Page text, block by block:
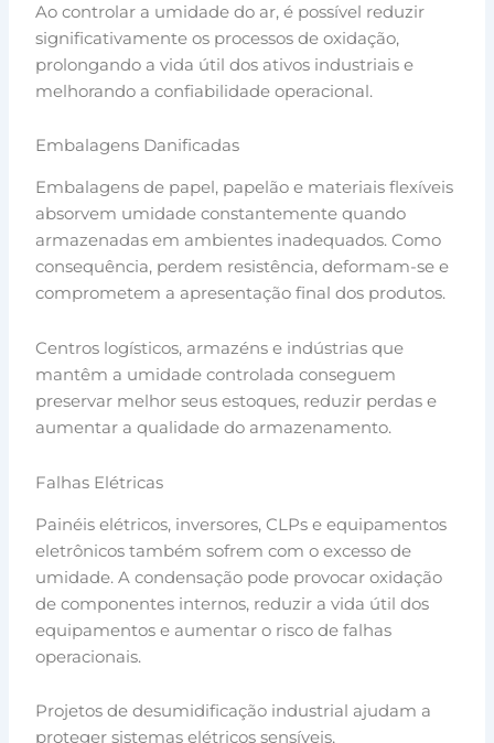
Ao controlar a umidade do ar, é possível reduzir
significativamente os processos de oxidação,
prolongando a vida útil dos ativos industriais e
melhorando a confiabilidade operacional.
Embalagens Danificadas
Embalagens de papel, papelão e materiais flexíveis
absorvem umidade constantemente quando
armazenadas em ambientes inadequados. Como
consequência, perdem resistência, deformam-se e
comprometem a apresentação final dos produtos.
Centros logísticos, armazéns e indústrias que
mantêm a umidade controlada conseguem
preservar melhor seus estoques, reduzir perdas e
aumentar a qualidade do armazenamento.
Falhas Elétricas
Painéis elétricos, inversores, CLPs e equipamentos
eletrônicos também sofrem com o excesso de
umidade. A condensação pode provocar oxidação
de componentes internos, reduzir a vida útil dos
equipamentos e aumentar o risco de falhas
operacionais.
Projetos de desumidificação industrial ajudam a
proteger sistemas elétricos sensíveis,